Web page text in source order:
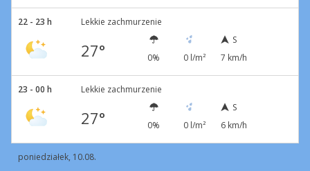
22 - 23 h Lekkie zachmurzenie
27° 0% 0 l/m²
S
7 km/h
23 - 00 h Lekkie zachmurzenie
27° 0% 0 l/m²
S
6 km/h
poniedziałek, 10.08.